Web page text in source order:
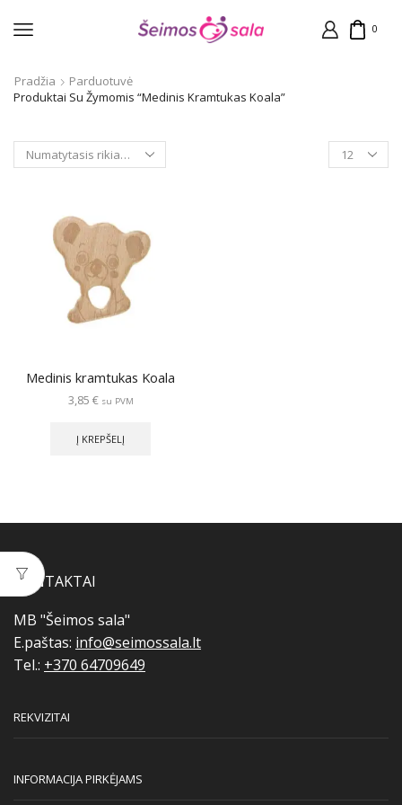
0
Pradžia
Parduotuvė
Produktai Su Žymomis “Medinis Kramtukas Koala”
Products
per
Medinis kramtukas Koala
3,85 € su PVM
Į KREPŠELĮ
KONTAKTAI
MB "Šeimos sala"
E.paštas: info@seimossala.lt
Tel.: +370 64709649
REKVIZITAI
INFORMACIJA PIRKĖJAMS